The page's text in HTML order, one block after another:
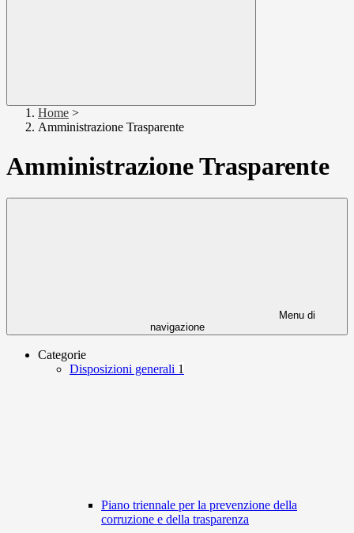
Home >
Amministrazione Trasparente
Amministrazione Trasparente
Menu di
navigazione
Categorie
Disposizioni generali 1
Piano triennale per la prevenzione della
corruzione e della trasparenza